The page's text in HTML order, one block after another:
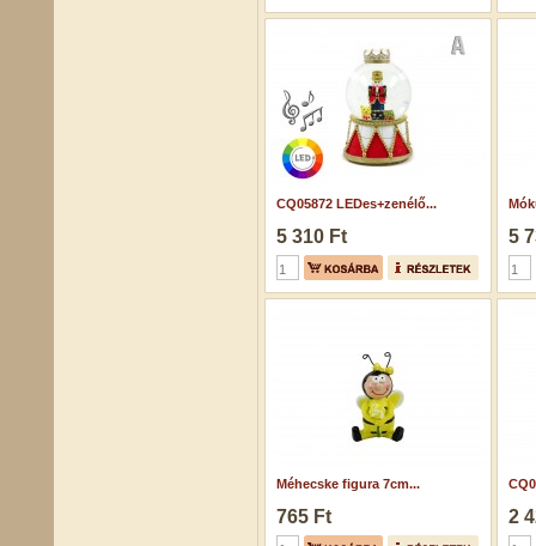
CQ05872 LEDes+zenélő...
5 310 Ft 5
Méhecske figura 7cm...
765 Ft 2